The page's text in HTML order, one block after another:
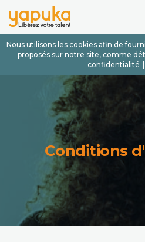
Nous utilisons les cookies afin de
proposés sur notre site, comme
confidentialité
Conditions